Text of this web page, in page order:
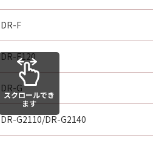
DR-F
DR-F120
DR-G
DR-G2110/DR-G2140
スクロールでき
ます